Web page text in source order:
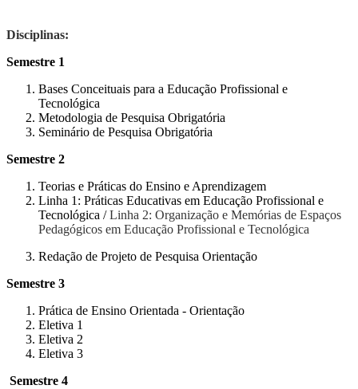
Disciplinas:
Semestre 1
Bases Conceituais para a Educação Profissional e
Tecnológica
Metodologia de Pesquisa Obrigatória
Seminário de Pesquisa Obrigatória
Semestre 2
Teorias e Práticas do Ensino e Aprendizagem
Linha 1: Práticas Educativas em Educação Profissional e
Tecnológica /Linha 2: Organização e Memórias de Espaços
Pedagógicos em Educação Profissional e Tecnológica
Redação de Projeto de Pesquisa Orientação
Semestre 3
Prática de Ensino Orientada - Orientação
Eletiva 1
Eletiva 2
Eletiva 3
Semestre 4